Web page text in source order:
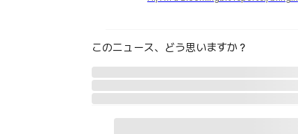
このニュース、どう思いますか？